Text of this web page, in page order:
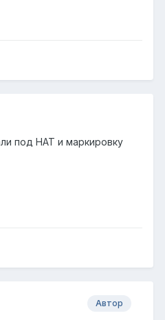
под НАТ и маркировку
Автор